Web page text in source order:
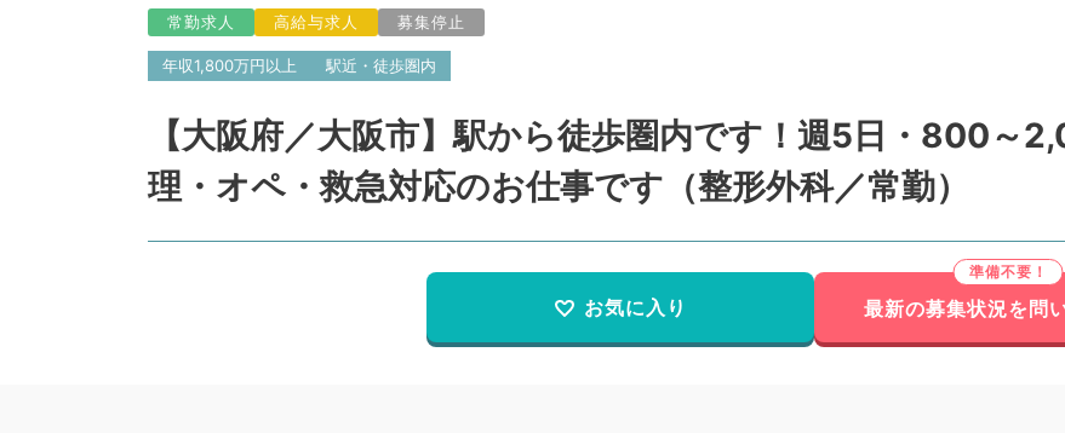
常勤求人 高給与求人 募集停止
年収1,800万円以上 駅近・徒歩圏内
【大阪府／大阪市】駅から徒歩圏内です！週5日・800～
理・オペ・救急対応のお仕事です（整形外科／常勤）
お気に入り 最新の募集状況を問